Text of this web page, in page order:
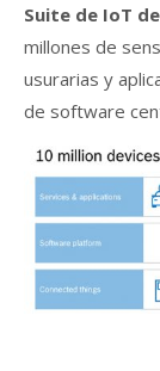
Suite de IoT
millones de
usurarias y
de software